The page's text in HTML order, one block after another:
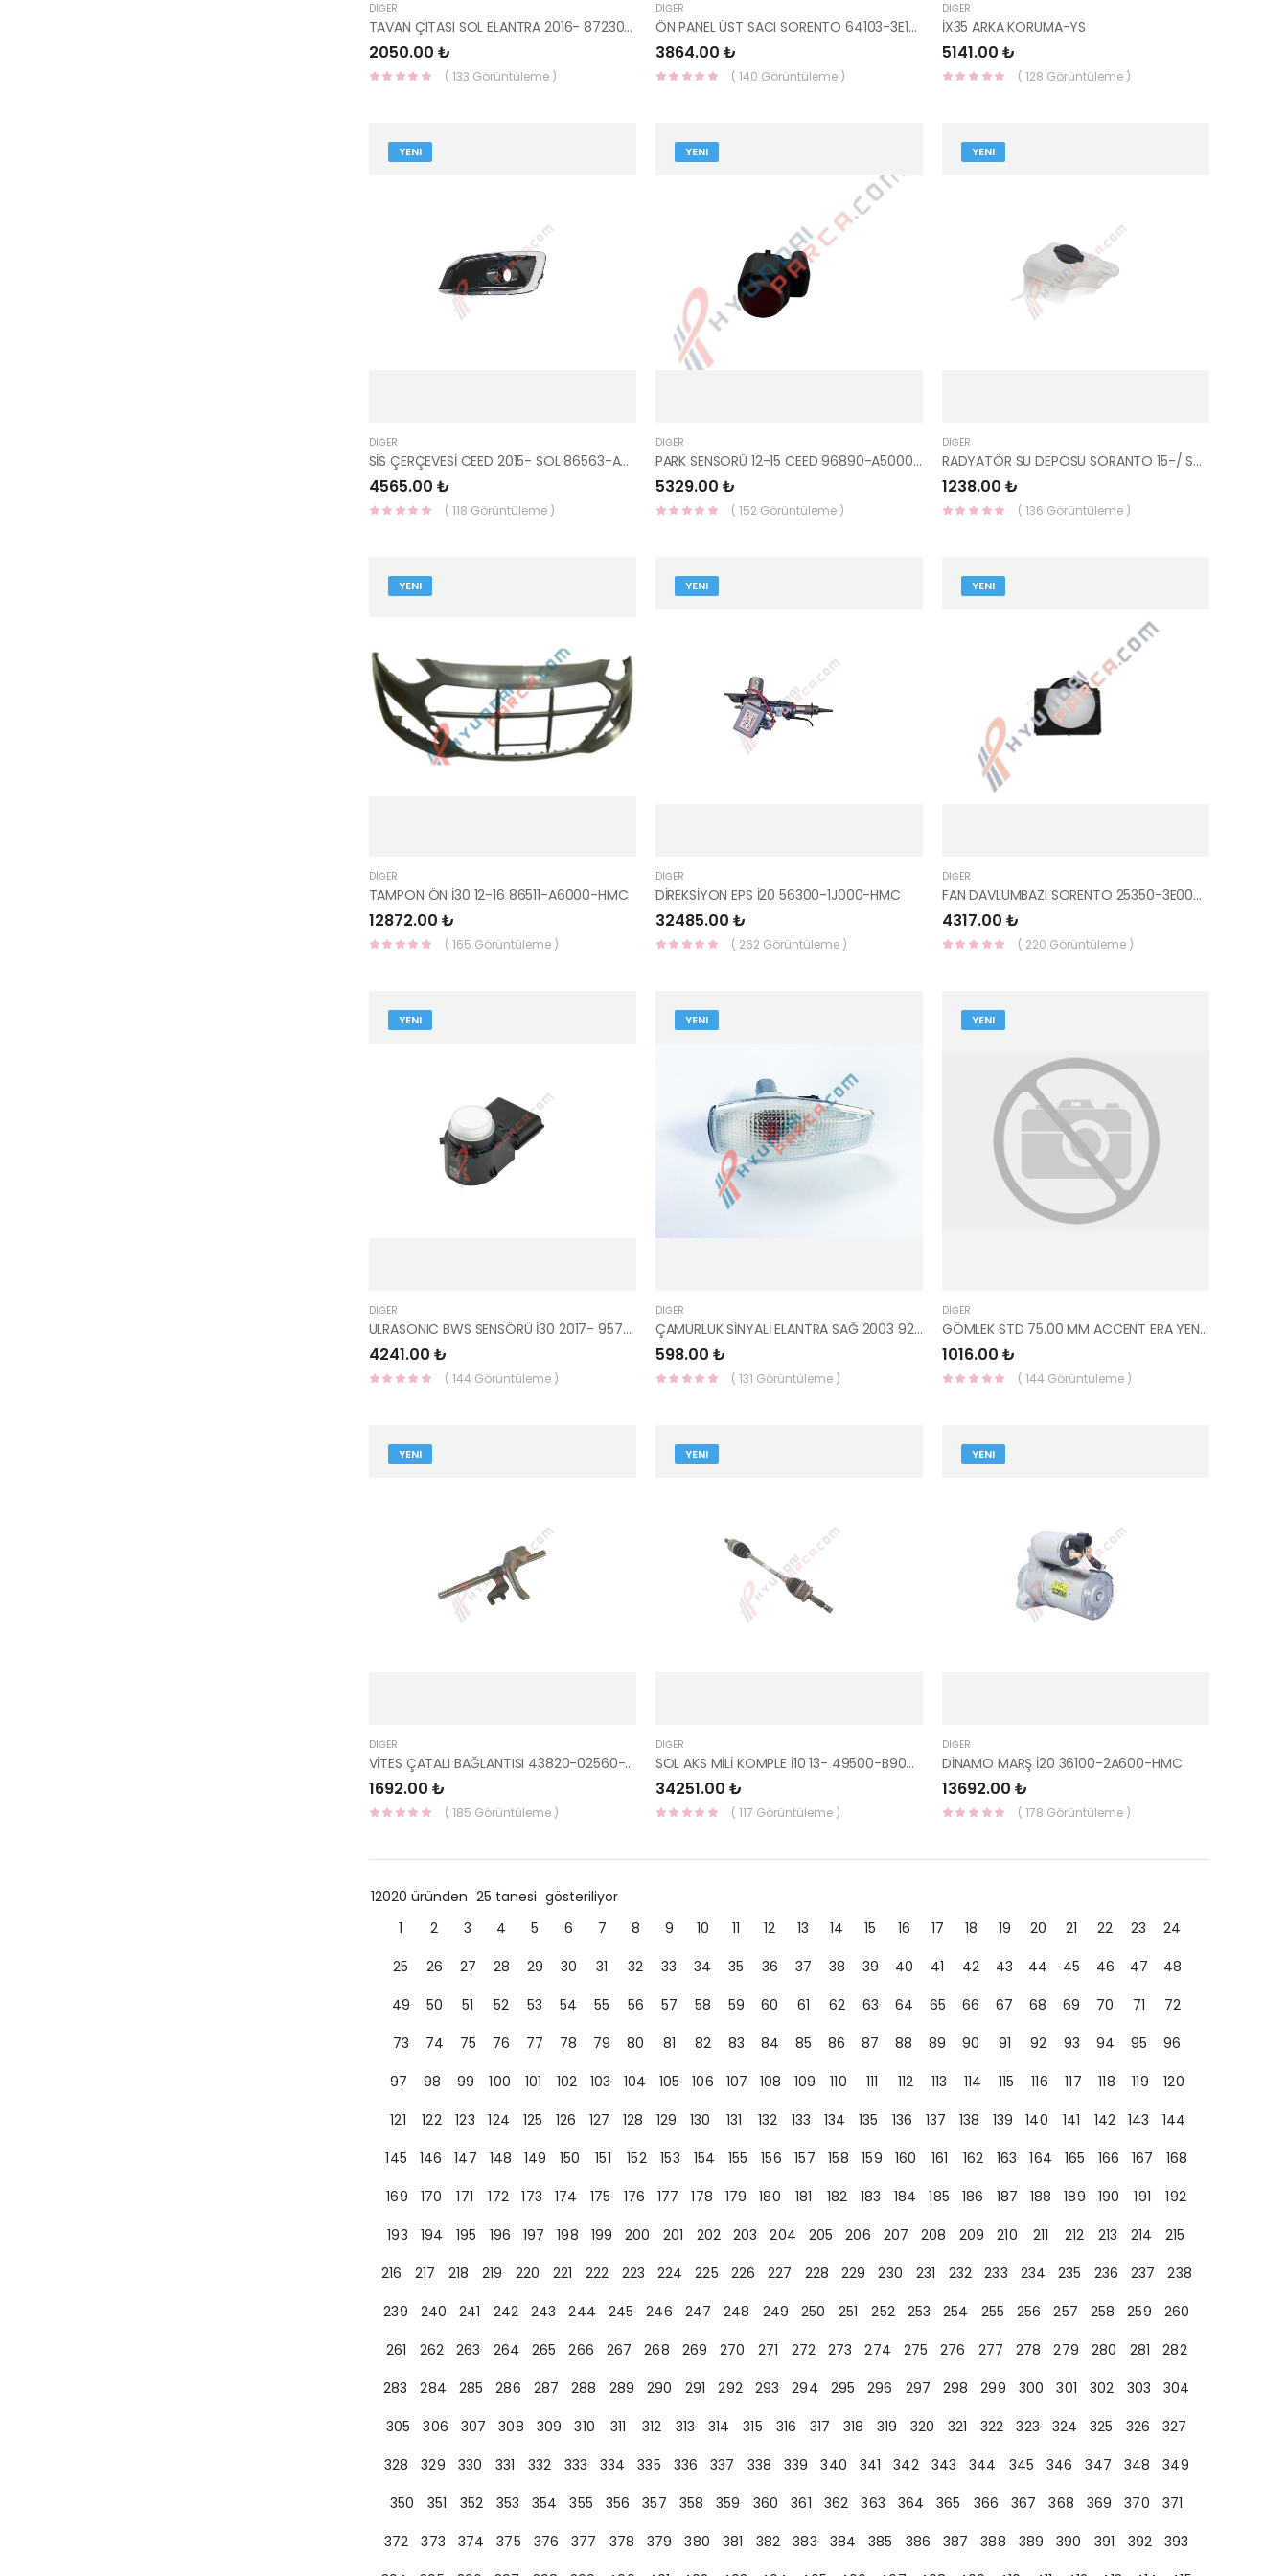
DIĞER
TAVAN ÇITASI SOL ELANTRA 2016- 87230-F2000-HMC
2050.00 ₺
( 133 Görüntüleme )
DIĞER
ÖN PANEL ÜST SACI SORENTO 64103-3E100-HMC
3864.00 ₺
( 140 Görüntüleme )
DIĞER
İX35 ARKA KORUMA-YS
5141.00 ₺
( 128 Görüntüleme )
YENI
DIĞER
SİS ÇERÇEVESİ CEED 2015- SOL 86563-A2600-HMC
4565.00 ₺
( 118 Görüntüleme )
YENI
DIĞER
PARK SENSORÜ 12-15 CEED 96890-A5000AA1-HMC
5329.00 ₺
( 152 Görüntüleme )
YENI
DIĞER
RADYATÖR SU DEPOSU SORANTO 15-/ SANTAFE 12-/ 25430-2W000-HMC
1238.00 ₺
( 136 Görüntüleme )
YENI
DIĞER
TAMPON ÖN İ30 12-16 86511-A6000-HMC
12872.00 ₺
( 165 Görüntüleme )
YENI
DIĞER
DİREKSİYON EPS İ20 56300-1J000-HMC
32485.00 ₺
( 262 Görüntüleme )
YENI
DIĞER
FAN DAVLUMBAZI SORENTO 25350-3E000-HMC
4317.00 ₺
( 220 Görüntüleme )
YENI
DIĞER
ULRASONIC BWS SENSÖRÜ İ30 2017- 95720-G3000-HMC
4241.00 ₺
( 144 Görüntüleme )
YENI
DIĞER
ÇAMURLUK SİNYALİ ELANTRA SAĞ 2003 92304-2D110-HMC
598.00 ₺
( 131 Görüntüleme )
YENI
DIĞER
GÖMLEK STD 75.00 MM ACCENT ERA YEN-5716-STD-YENMAK
1016.00 ₺
( 144 Görüntüleme )
YENI
DIĞER
VİTES ÇATALI BAĞLANTISI 43820-02560-HMC
1692.00 ₺
( 185 Görüntüleme )
YENI
DIĞER
SOL AKS MİLİ KOMPLE İ10 13- 49500-B9000-HMC
34251.00 ₺
( 117 Görüntüleme )
YENI
DIĞER
DİNAMO MARŞ İ20 36100-2A600-HMC
13692.00 ₺
( 178 Görüntüleme )
12020 üründen 25 tanesi gösteriliyor
1
2 3 4 5 6 7 8 9 10 11 12 13 14 15 16 17 18 19 20 21 22 23
24
25
26 27 28 29 30 31 32 33 34 35 36 37 38 39 40 41 42 43 44 45 46 47
48
49
50 51 52 53 54 55 56 57 58 59 60 61 62 63 64 65 66 67 68 69 70 71
72
73
74 75 76 77 78 79 80 81 82 83 84 85 86 87 88 89 90 91 92 93 94 95
96
97
98 99 100 101 102 103 104 105 106 107 108 109 110 111 112 113 114 115 116 117 118 119
120
121
122 123 124 125 126 127 128 129 130 131 132 133 134 135 136 137 138 139 140 141 142 143
144
145
146 147 148 149 150 151 152 153 154 155 156 157 158 159 160 161 162 163 164 165 166 167
168
169
170 171 172 173 174 175 176 177 178 179 180 181 182 183 184 185 186 187 188 189 190 191
192
193
194 195 196 197 198 199 200 201 202 203 204 205 206 207 208 209 210 211 212 213 214
215
216
217 218 219 220 221 222 223 224 225 226 227 228 229 230 231 232 233 234 235 236 237
238
239
240 241 242 243 244 245 246 247 248 249 250 251 252 253 254 255 256 257 258 259
260
261
262 263 264 265 266 267 268 269 270 271 272 273 274 275 276 277 278 279 280 281
282
283
284 285 286 287 288 289 290 291 292 293 294 295 296 297 298 299 300 301 302 303
304
305
306 307 308 309 310 311 312 313 314 315 316 317 318 319 320 321 322 323 324 325 326
327
328
329 330 331 332 333 334 335 336 337 338 339 340 341 342 343 344 345 346 347 348
349
350
351 352 353 354 355 356 357 358 359 360 361 362 363 364 365 366 367 368 369 370
371
372
373 374 375 376 377 378 379 380 381 382 383 384 385 386 387 388 389 390 391 392
393